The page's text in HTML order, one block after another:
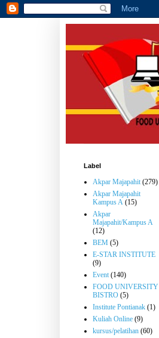
Label
Akpar Majapahit (279)
Akpar Majapahit
Kampus A (15)
Akpar
Majapahit/Kampus A
(12)
BEM (5)
E-STAR INSTITUTE
(9)
Event (140)
FOOD UNIVERSITY
BISTRO (5)
Institute Pontianak (1)
Kuliah Online (9)
kursus/pelatihan (60)